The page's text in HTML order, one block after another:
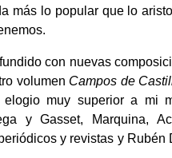
más lo popular que lo
con nuevas
volumen Campos de
muy superior a mi
y Gasset, Marquina,
y revistas y Rubén